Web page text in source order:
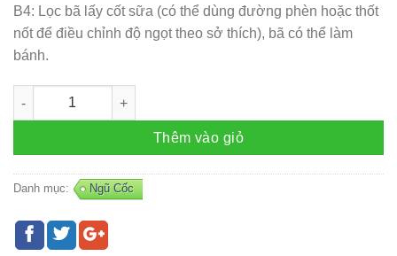
B4: Lọc bã lấy cốt sữa (có thể dùng đường phèn hoặc thốt
nốt để điều chỉnh độ ngọt theo sở thích), bã có thể làm
bánh.
Set sữa hạt 05 số lượng
Thêm vào giỏ
Danh mục: Ngũ Cốc